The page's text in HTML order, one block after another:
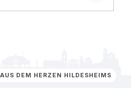
DEM HERZEN HILDESHEIMS